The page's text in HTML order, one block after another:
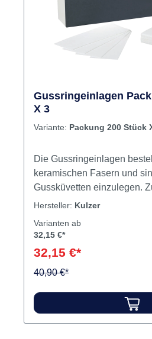
Gussringeinlagen
X 3
Variante: Packung 200 Stück
Die Gussringeinlagen
keramischen Fasern und
Gussküvetten einzulegen.
Hersteller: Kulzer
Varianten ab
32,15 €*
32,15 €*
40,90 €*